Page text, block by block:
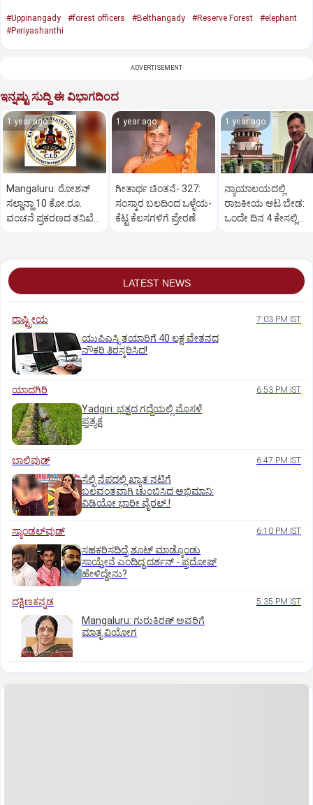
#Uppinangady #forest officers #Belthangady #Reserve Forest
#elephant
#Periyashanthi
ADVERTISEMENT
ಇನ್ನಷ್ಟು ಸುದ್ದಿ ಈ ವಿಭಾಗದಿಂದ
1 year ago
Mangaluru: ರೋಶನ್‌
ಸಲ್ಡಾನ್ಹಾ 10 ಕೋ.ರೂ.
ವಂಚನೆ ಪ್ರಕರಣದ ತನಿಖೆ
1 year ago
ಗೀತಾರ್ಥ ಚಿಂತನೆ- 327:
ಸಂಸ್ಕಾರ ಬಲದಿಂದ ಒಳ್ಳೆಯ-
ಕೆಟ್ಟ ಕೆಲಸಗಳಿಗೆ ಪ್ರೇರಣೆ
1 year ago
ನ್ಯಾಯಾಲಯದಲ್ಲಿ
ರಾಜಕೀಯ ಆಟ ಬೇಡ:
ಒಂದೇ ದಿನ 4 ಕೇಸಲ್ಲಿ
LATEST NEWS
ರಾಷ್ಟ್ರೀಯ 7:03 PM IST
ಯುಪಿಎಸ್ಸಿ ತಯಾರಿಗೆ 40 ಲಕ್ಷ ವೇತನದ
ನೌಕರಿ ತಿರಸ್ಕರಿಸಿದ!
ಯಾದಗಿರಿ 6:53 PM IST
Yadgiri: ಭತ್ತದ ಗದ್ದೆಯಲ್ಲಿ ಮೊಸಳೆ
ಪ್ರತ್ಯಕ್ಷ
ಬಾಲಿವುಡ್‌ 6:47 PM IST
ಸೆಲ್ಫಿ ನೆಪದಲ್ಲಿ ಖ್ಯಾತ ನಟಿಗೆ
ಬಲವಂತವಾಗಿ ಚುಂಬಿಸಿದ ಅಭಿಮಾನಿ:
ವಿಡಿಯೋ ಭಾರೀ ವೈರಲ್.!
ಸ್ಯಾಂಡಲ್‌ವುಡ್‌ 6:10 PM IST
ಸಹಕರಿಸದಿದ್ರೆ ಶೂಟ್‌ ಮಾಡ್ಕೊಂಡು
ಸಾಯ್ತೇನೆ ಎಂದಿದ್ದ ದರ್ಶನ್‌ - ಪ್ರದೋಷ್‌
ಹೇಳಿದ್ದೇನು?
ದಕ್ಷಿಣಕನ್ನಡ 5:35 PM IST
Mangaluru: ಗುರುಕಿರಣ್ ಅವರಿಗೆ
ಮಾತೃ ವಿಯೋಗ